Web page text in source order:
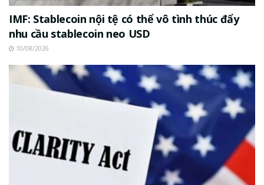
IMF: Stablecoin nội tệ có thể vô tình thúc đẩy
nhu cầu stablecoin neo USD
10/08/2026